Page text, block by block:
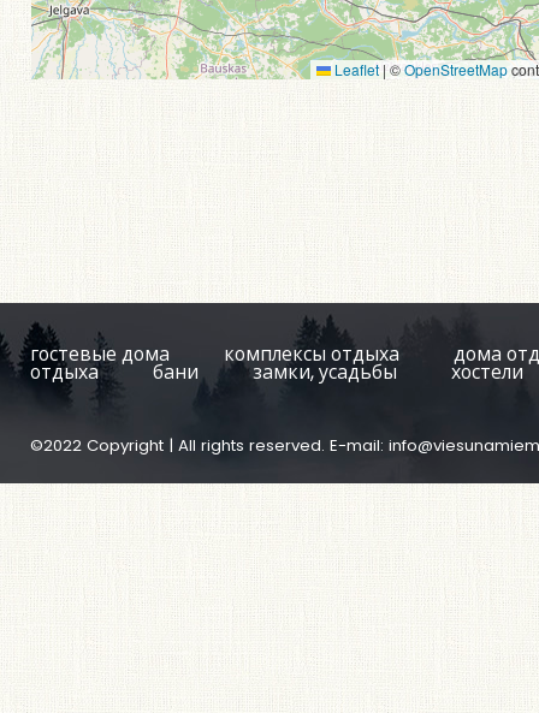
Leaflet |©OpenStreetMap
гостевые дома комплексы отдыха дома
отдыха бани замки, усадьбы хостели
©2022 Copyright | All rights reserved. E-mail: